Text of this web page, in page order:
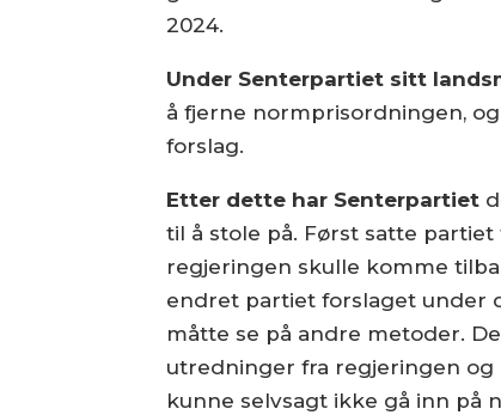
2024.
Under Senterpartiet sitt
å fjerne normprisordningen,
forslag.
Etter dette har Senterpartiet
til å stole på. Først satte
regjeringen skulle komme
endret partiet forslaget under
måtte se på andre metoder.
utredninger fra regjeringen
kunne selvsagt ikke gå inn på